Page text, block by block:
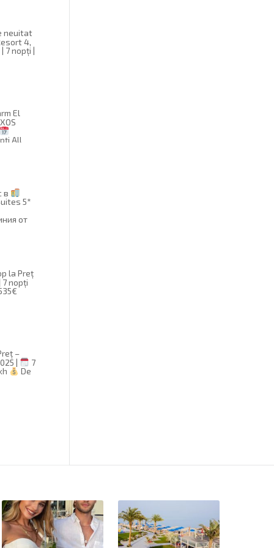
neuitat
4,
7 nopți |
El
All
в
5*
от
la Preț
7 nopți
–
|
7
De